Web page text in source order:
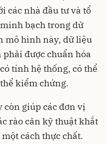
các nhà đầu tư và tổ
bạch trong dữ
mô hình này, dữ liệu
được chuẩn hóa
tính hệ thống, có thể
kiểm chứng.
còn giúp các đơn vị
rào cản kỹ thuật khắt
cách thực chất.